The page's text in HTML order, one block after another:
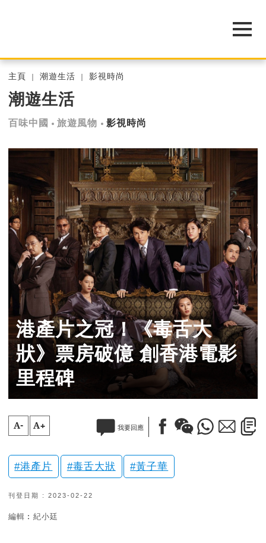
主頁 潮遊生活 影視時尚
潮遊生活
百味中國 旅遊風物 影視時尚
港產片之冠！《毒舌大
狀》票房破億 創香港電影
里程碑
A- A+ 我要回應
港產片 毒舌大狀 黃子華
刊登日期 : 2023-02-22
編輯︰紀小廷